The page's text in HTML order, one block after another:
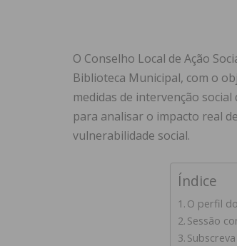
O Conselho Local de Ação
Biblioteca Municipal, com o
medidas de intervenção
para analisar o impacto real
vulnerabilidade social.
Índice
O perfil
Sessão